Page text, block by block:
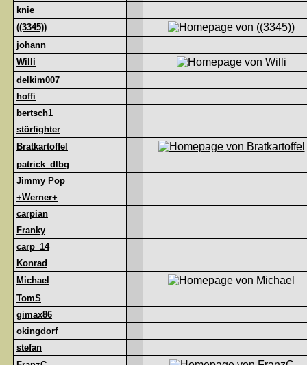
knie
((3345))
johann
Willi
delkim007
hoffi
bertsch1
störfighter
Bratkartoffel
patrick_dlbg
Jimmy Pop
+Werner+
carpian
Franky
carp_14
Konrad
Michael
TomS
gimax86
okingdorf
stefan